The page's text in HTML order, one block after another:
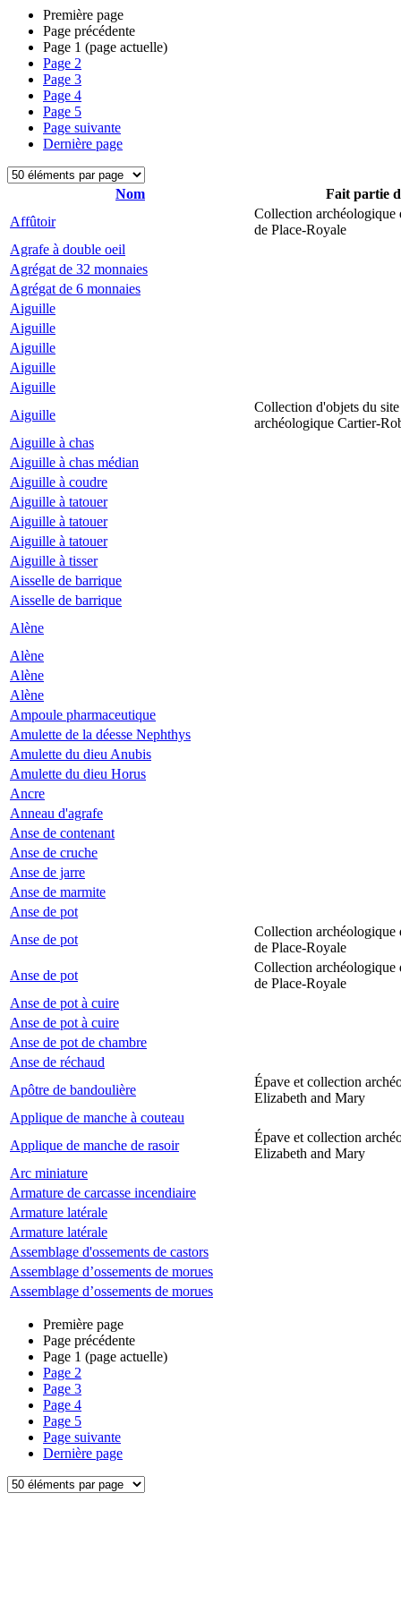
Première page
Page précédente
Page 1 (page actuelle)
Page 2
Page 3
Page 4
Page 5
Page suivante
Dernière page
Nom
Fait partie
Affûtoir
Collection archéologique
de Place-Royale
Agrafe à double oeil
Agrégat de 32 monnaies
Agrégat de 6 monnaies
Aiguille
Aiguille
Aiguille
Aiguille
Aiguille
Aiguille
Collection d'objets du site
archéologique Cartier-
Aiguille à chas
Aiguille à chas médian
Aiguille à coudre
Aiguille à tatouer
Aiguille à tatouer
Aiguille à tatouer
Aiguille à tisser
Aisselle de barrique
Aisselle de barrique
Alène
Alène
Alène
Alène
Ampoule pharmaceutique
Amulette de la déesse Nephthys
Amulette du dieu Anubis
Amulette du dieu Horus
Ancre
Anneau d'agrafe
Anse de contenant
Anse de cruche
Anse de jarre
Anse de marmite
Anse de pot
Anse de pot
Collection archéologique
de Place-Royale
Anse de pot
Collection archéologique
de Place-Royale
Anse de pot à cuire
Anse de pot à cuire
Anse de pot de chambre
Anse de réchaud
Apôtre de bandoulière
Épave et collection
Elizabeth and Mary
Applique de manche à couteau
Applique de manche de rasoir
Épave et collection
Elizabeth and Mary
Arc miniature
Armature de carcasse incendiaire
Armature latérale
Armature latérale
Assemblage d'ossements de castors
Assemblage d’ossements de morues
Assemblage d’ossements de morues
Première page
Page précédente
Page 1 (page actuelle)
Page 2
Page 3
Page 4
Page 5
Page suivante
Dernière page